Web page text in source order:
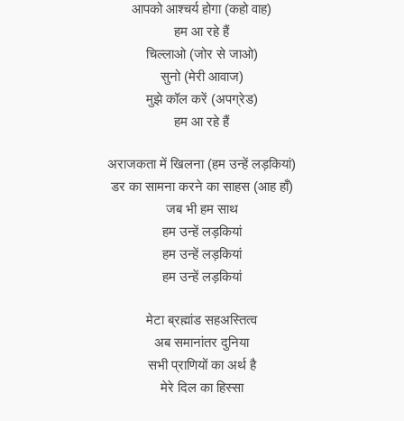
आपको आश्चर्य होगा (कहो वाह)
हम आ रहे हैं
चिल्लाओ (जोर से जाओ)
सुनो (मेरी आवाज)
मुझे कॉल करें (अपग्रेड)
हम आ रहे हैं
अराजकता में खिलना (हम उन्हें लड़कियां)
डर का सामना करने का साहस (आह हाँ)
जब भी हम साथ
हम उन्हें लड़कियां
हम उन्हें लड़कियां
हम उन्हें लड़कियां
मेटा ब्रह्मांड सहअस्तित्व
अब समानांतर दुनिया
सभी प्राणियों का अर्थ है
मेरे दिल का हिस्सा